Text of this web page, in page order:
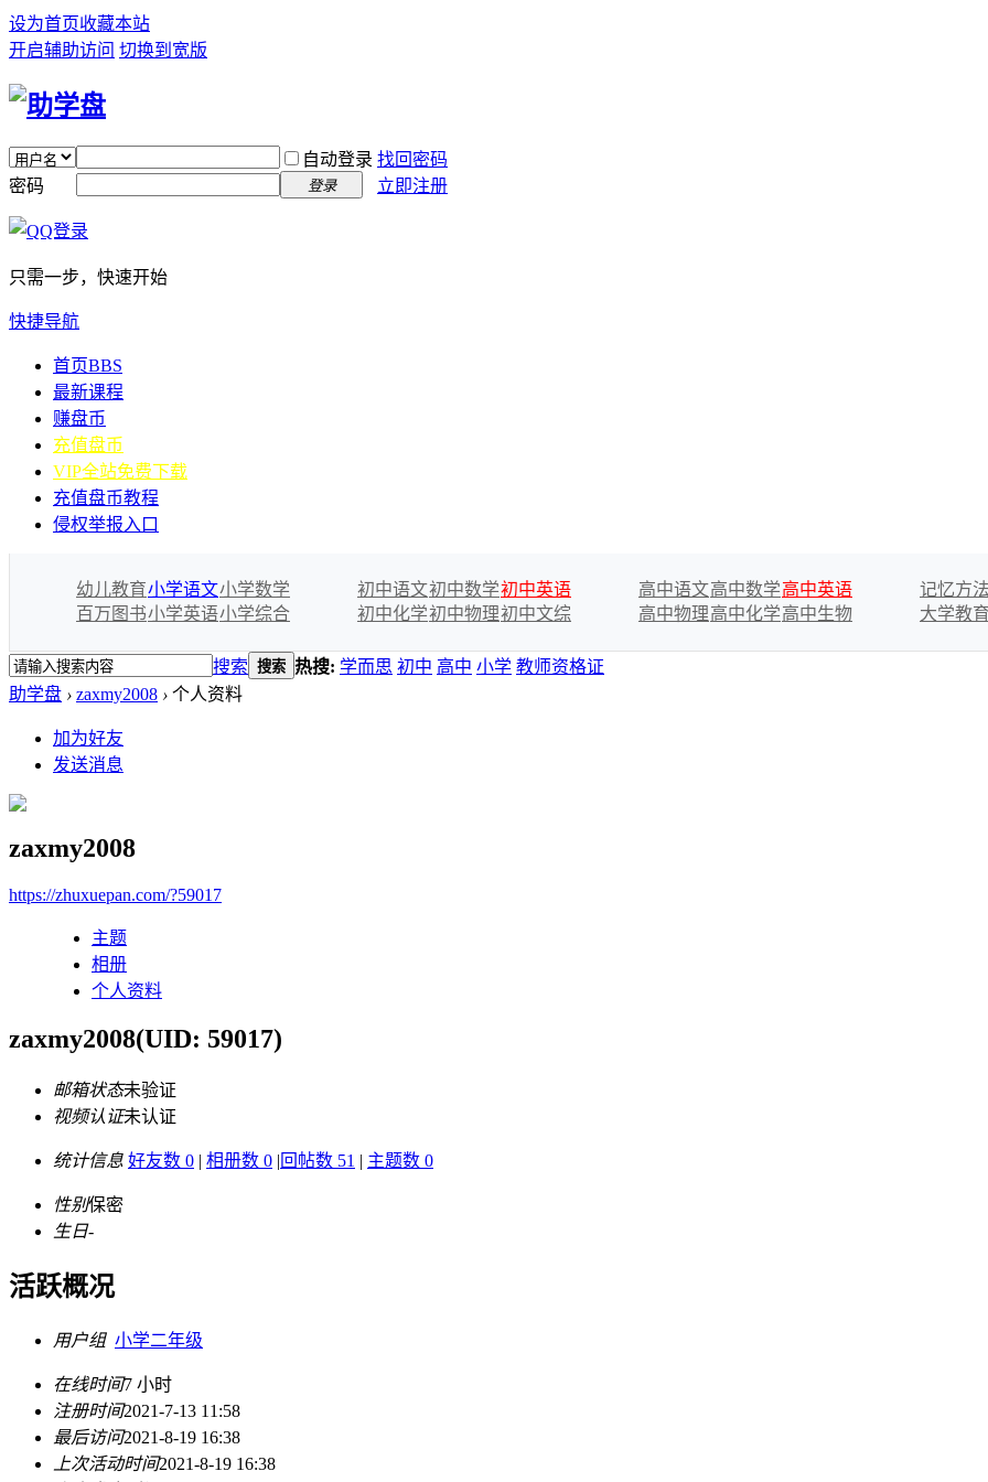
设为首页收藏本站
开启辅助访问 切换到宽版
自动登录 找回密码
密码
登录 立即注册
只需一步，快速开始
快捷导航
首页BBS
最新课程
赚盘币
充值盘币
VIP全站免费下载
充值盘币教程
侵权举报入口
幼儿教育小学语文小学数学
百万图书小学英语小学综合
初中语文初中数学初中英语
初中化学初中物理初中文综
高中语文高中数学高中英语
高中物理高中化学高中生物
记忆方法
大学教育
搜索 搜索 热搜: 学而思 初中 高中 小学 教师资格证
助学盘 › zaxmy2008 › 个人资料
加为好友
发送消息
zaxmy2008
https://zhuxuepan.com/?59017
主题
相册
个人资料
zaxmy2008(UID: 59017)
邮箱状态未验证
视频认证未认证
统计信息 好友数 0 | 相册数 0 |回帖数 51 | 主题数 0
性别保密
生日-
活跃概况
用户组 小学二年级
在线时间7 小时
注册时间2021-7-13 11:58
最后访问2021-8-19 16:38
上次活动时间2021-8-19 16:38